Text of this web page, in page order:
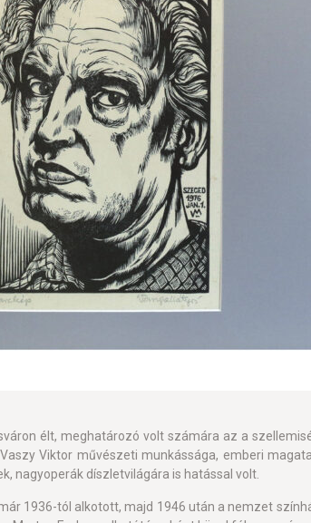
élt, meghatározó volt számára az a
Viktor művészeti munkássága, emberi
nagyoperák díszletvilágára is hatással volt.
1936-tól alkotott, majd 1946 után a nemzet